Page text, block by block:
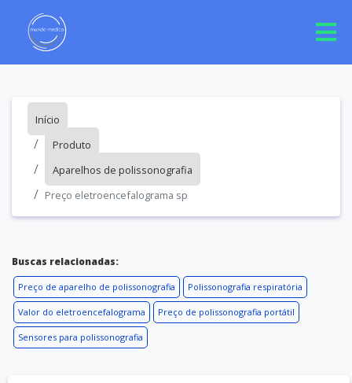
Início
Produto
Aparelhos de polissonografia
Preço eletroencefalograma sp
Buscas relacionadas:
Preço de aparelho de polissonografia Polissonografia respiratória
Valor do eletroencefalograma Preço de polissonografia portátil
Sensores para polissonografia